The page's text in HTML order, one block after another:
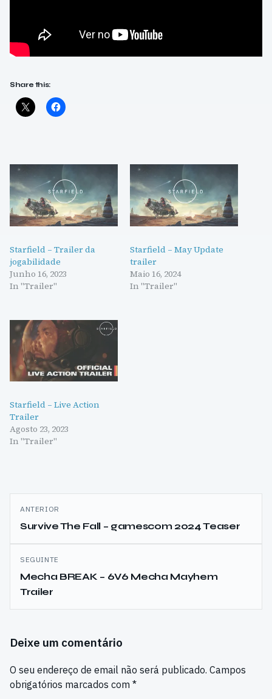
Share this:
Starfield – Trailer da
jogabilidade
Junho 16, 2023
In "Trailer"
Starfield – May Update
trailer
Maio 16, 2024
In "Trailer"
Starfield – Live Action
Trailer
Agosto 23, 2023
In "Trailer"
Navegação
de
artigos
ANTERIOR
Survive The Fall – gamescom 2024 Teaser
SEGUINTE
Mecha BREAK – 6V6 Mecha Mayhem
Trailer
Deixe um comentário
O seu endereço de email não será publicado. Campos
obrigatórios marcados com *